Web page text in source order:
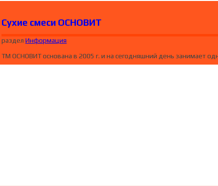
Сухие смеси ОСНОВИТ
раздел Информация
ТМ ОСНОВИТ основана в 2005 г. и на сегодняшний день занимает